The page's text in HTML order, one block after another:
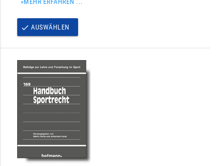
»MEHR ERFAHREN ...
done AUSWÄHLEN